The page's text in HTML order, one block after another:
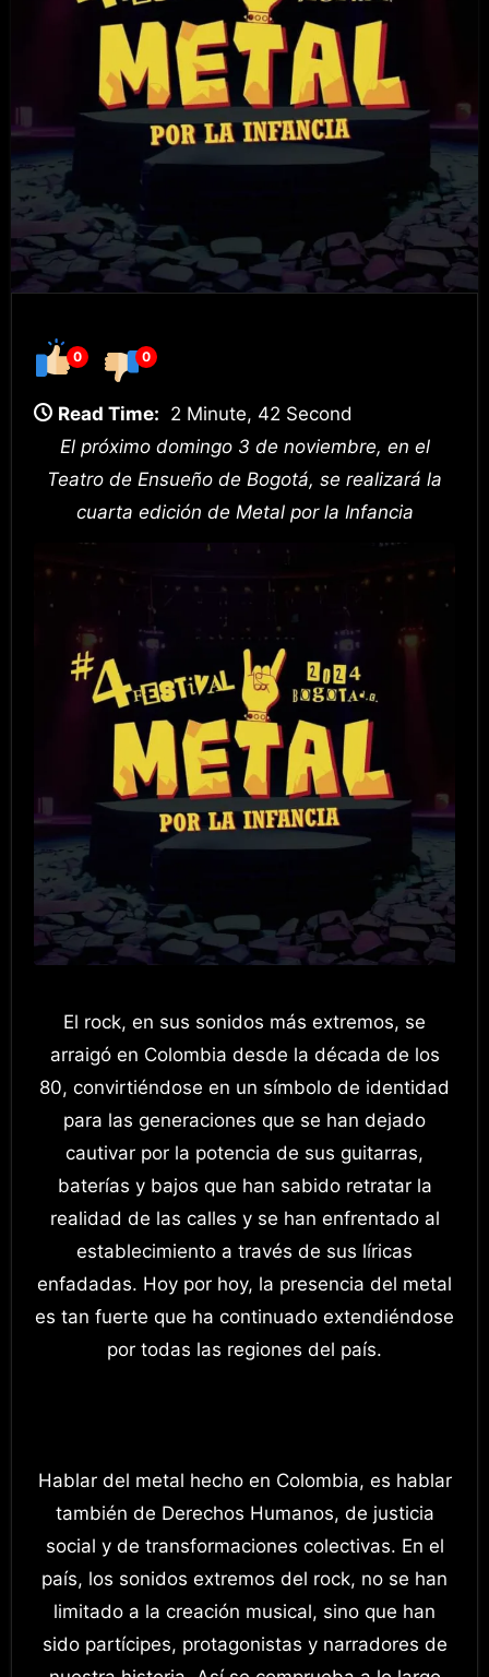
0 0
Read Time: 2 Minute, 42 Second
El próximo domingo 3 de noviembre, en el
Teatro de Ensueño de Bogotá, se realizará la
cuarta edición de Metal por la Infancia
El rock, en sus sonidos más extremos, se
arraigó en Colombia desde la década de los
80, convirtiéndose en un símbolo de identidad
para las generaciones que se han dejado
cautivar por la potencia de sus guitarras,
baterías y bajos que han sabido retratar la
realidad de las calles y se han enfrentado al
establecimiento a través de sus líricas
enfadadas. Hoy por hoy, la presencia del metal
es tan fuerte que ha continuado extendiéndose
por todas las regiones del país.
Hablar del metal hecho en Colombia, es hablar
también de Derechos Humanos, de justicia
social y de transformaciones colectivas. En el
país, los sonidos extremos del rock, no se han
limitado a la creación musical, sino que han
sido partícipes, protagonistas y narradores de